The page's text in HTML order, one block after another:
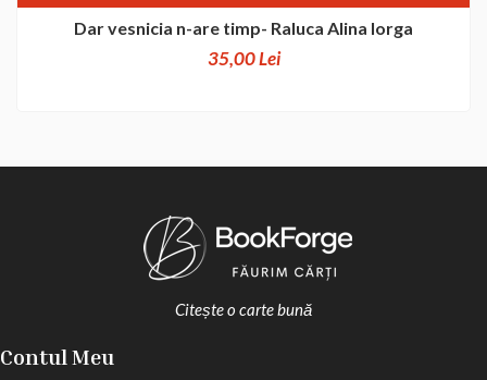
Dar vesnicia n-are timp- Raluca Alina Iorga
35,00 Lei
Citește o carte bună
Contul Meu